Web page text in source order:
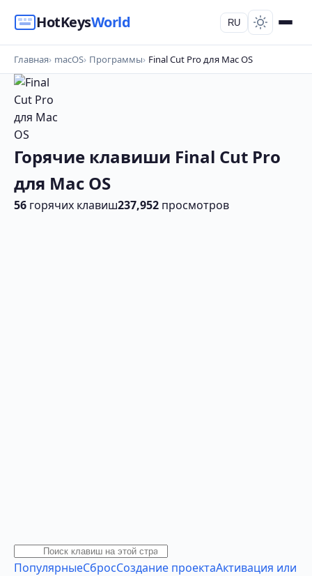
HotKeysWorld RU
Главная macOS Программы Final Cut Pro для Mac OS
Горячие клавиши Final Cut Pro
для Mac OS
56 горячих клавиш237,952 просмотров
ПопулярныеСбросСоздание проектаАктивация или